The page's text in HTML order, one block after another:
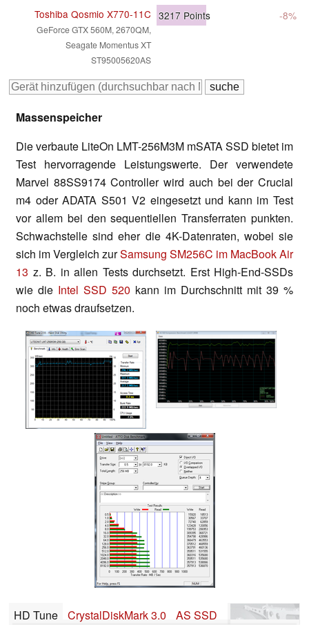
Toshiba Qosmio X770-11C
GeForce GTX 560M, 2670QM,
Seagate Momentus XT
ST95005620AS
3217 Points -8%
Massenspeicher
Die verbaute LiteOn LMT-256M3M mSATA SSD bietet im
Test hervorragende Leistungswerte. Der verwendete
Marvel 88SS9174 Controller wird auch bei der Crucial
m4 oder ADATA S501 V2 eingesetzt und kann im Test
vor allem bei den sequentiellen Transferraten punkten.
Schwachstelle sind eher die 4K-Datenraten, wobei sie
sich im Vergleich zurSamsung SM256C im MacBook Air
13 z. B. in allen Tests durchsetzt. Erst High-End-SSDs
wie die Intel SSD 520 kann im Durchschnitt mit 39 %
noch etwas draufsetzen.
HD Tune CrystalDiskMark 3.0
AS SSD